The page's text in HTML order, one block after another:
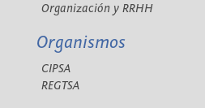
Organización y RRHH
Organismos
CIPSA
REGTSA